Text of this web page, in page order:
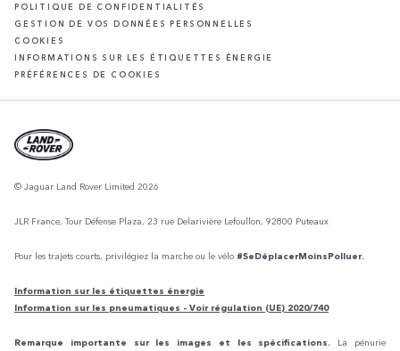
POLITIQUE DE CONFIDENTIALITÉS
GESTION DE VOS DONNÉES PERSONNELLES
COOKIES
INFORMATIONS SUR LES ÉTIQUETTES ÉNERGIE
PRÉFÉRENCES DE COOKIES
© Jaguar Land Rover Limited 2026
JLR France, Tour Défense Plaza, 23 rue Delarivière Lefoullon, 92800 Puteaux
Pour les trajets courts, privilégiez la marche ou le vélo #SeDéplacerMoinsPolluer.
Information sur les étiquettes énergie
Information sur les pneumatiques - Voir régulation (UE) 2020/740
Remarque importante sur les images et les spécifications.
La pénurie